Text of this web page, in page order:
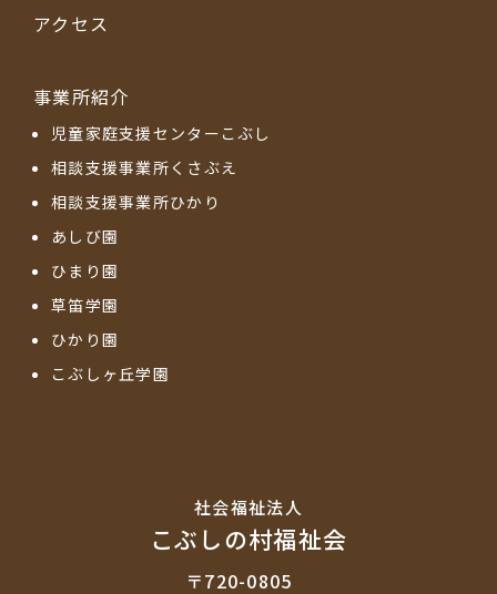
アクセス
事業所紹介
児童家庭支援センターこぶし
相談支援事業所くさぶえ
相談支援事業所ひかり
あしび園
ひまり園
草笛学園
ひかり園
こぶしヶ丘学園
社会福祉法⼈
こぶしの村福祉会
〒720-0805